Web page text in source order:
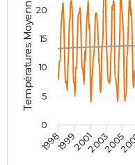
Destinations
City break
Voyage nature
Voyage de noces
Forum
Climat
PHOTO
GUIDES D'ACHAT
BONS PLANS
CARTE DE VOEUX
Carte de Noël
Carte Bonne année
Carte Saint-Valentin
Carte Pâques
Carte d'anniversaire
DICTIONNAIRE
Températures Moyennes ( °C )
19981999200120032005
0
5
10
15
20